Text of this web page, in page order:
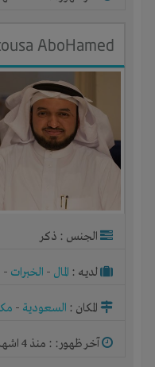
AboHamed
الجنس : ذكر
لديـه : المال - الخبرات -
المكان : السعودية -
آخر ظهور: : منذ 4 اشهر